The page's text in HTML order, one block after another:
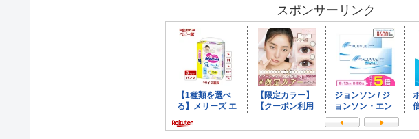
スポンサーリンク